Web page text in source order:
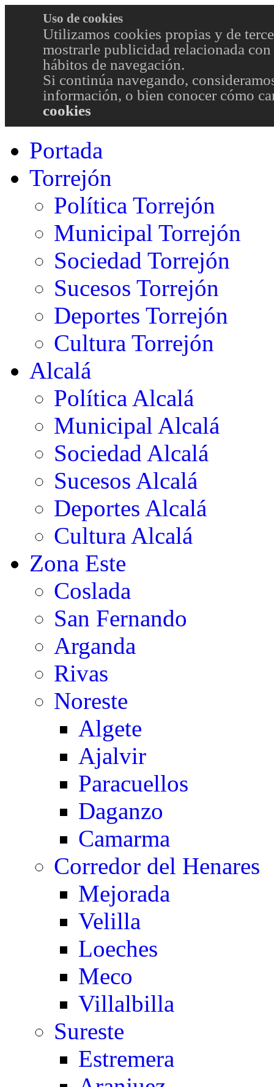
Uso de cookies
Utilizamos cookies propias y de
mostrarle publicidad relacionada
hábitos de navegación.
Si continúa navegando,
información, o bien conocer cómo
cookies
Portada
Torrejón
Política Torrejón
Municipal Torrejón
Sociedad Torrejón
Sucesos Torrejón
Deportes Torrejón
Cultura Torrejón
Alcalá
Política Alcalá
Municipal Alcalá
Sociedad Alcalá
Sucesos Alcalá
Deportes Alcalá
Cultura Alcalá
Zona Este
Coslada
San Fernando
Arganda
Rivas
Noreste
Algete
Ajalvir
Paracuellos
Daganzo
Camarma
Corredor del Henares
Mejorada
Velilla
Loeches
Meco
Villalbilla
Sureste
Estremera